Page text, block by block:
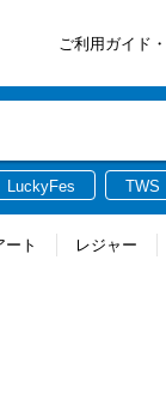
ご利用ガイド
LuckyFes TWS
ート レジャー